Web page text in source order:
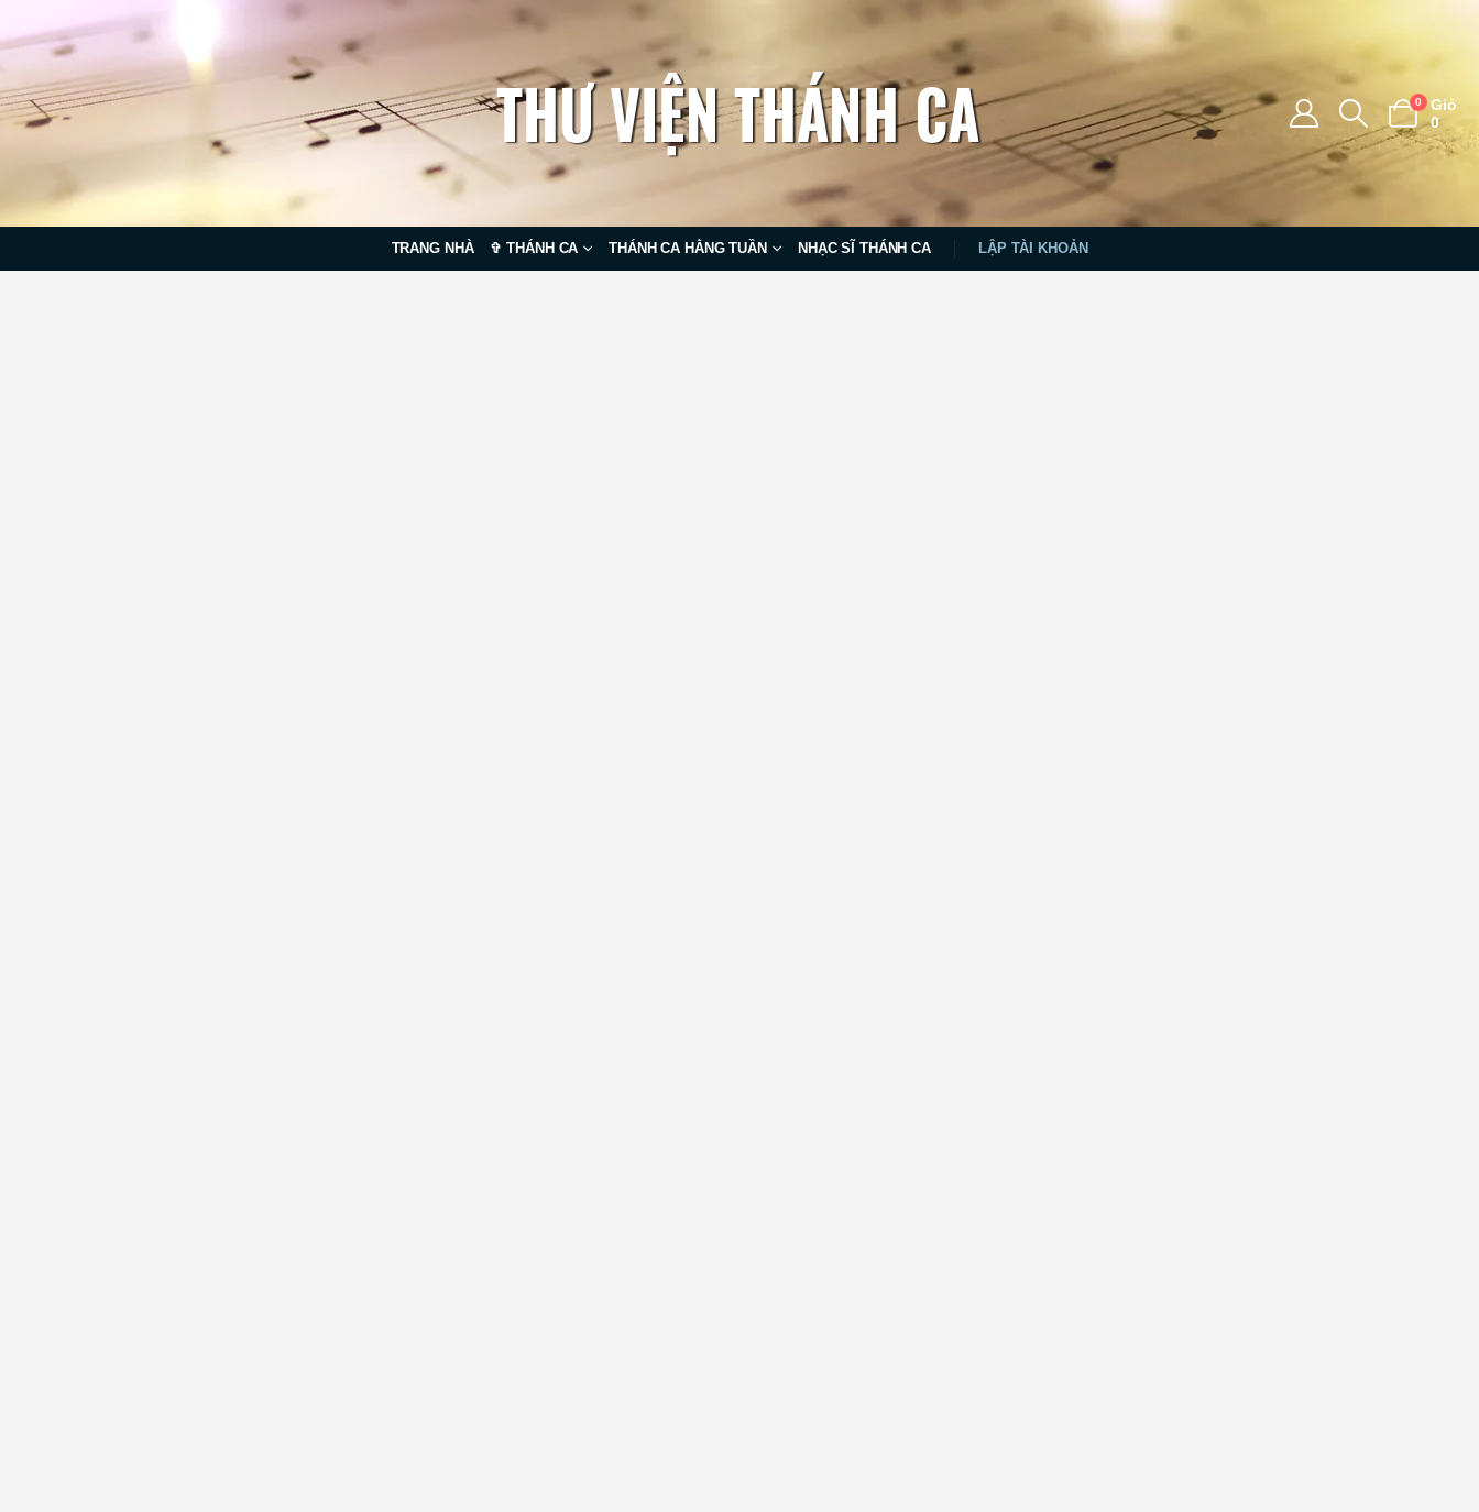
0
Giỏ
0
TRANG NHÀ ✞ THÁNH CA THÁNH CA HẰNG TUẦN NHẠC SĨ THÁNH CA LẬP TÀI KHOẢN